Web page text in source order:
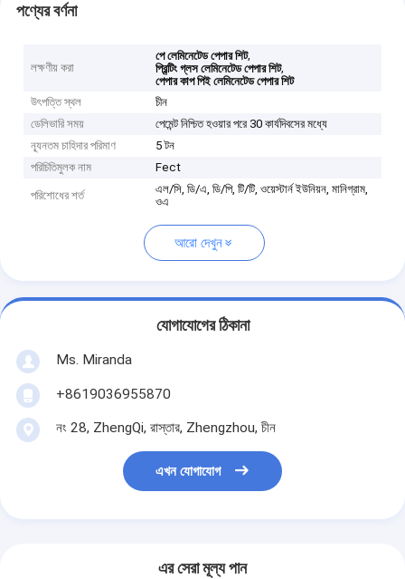
পণ্যের বর্ণনা
লক্ষণীয় করা
পে লেমিনেটেড পেপার শিট,
প্রিন্টিং গ্লস লেমিনেটেড পেপার শিট,
পেপার কাপ পিই লেমিনেটেড পেপার শিট
উৎপত্তি স্থল
চীন
ডেলিভারি সময়
পেমেন্ট নিশ্চিত হওয়ার পরে 30 কার্যদিবসের মধ্যে
ন্যূনতম চাহিদার পরিমাণ
5 টন
পরিচিতিমুলক নাম
Fect
পরিশোধের শর্ত
এল/সি, ডি/এ, ডি/পি, টি/টি, ওয়েস্টার্ন ইউনিয়ন, মানিগ্রাম,
ওএ
আরো দেখুন
যোগাযোগের ঠিকানা
Ms. Miranda
+8619036955870
নং 28, ZhengQi, রাস্তার, Zhengzhou, চীন
এখন যোগাযোগ
এর সেরা মূল্য পান